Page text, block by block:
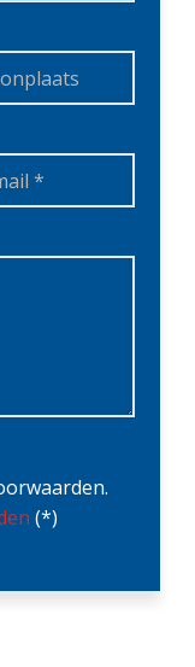
(*)